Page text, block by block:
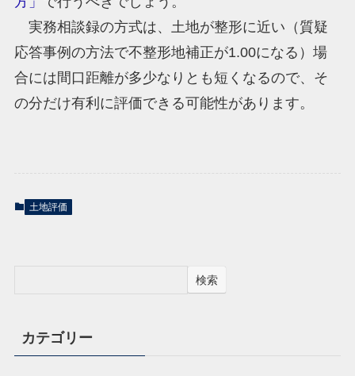
実務相談録の方式は、土地が整形に近い（質疑
応答事例の方法で不整形地補正が1.00になる）場
合には間口距離が多少なりとも短くなるので、そ
の分だけ有利に評価できる可能性があります。
土地評価
検索
カテゴリー